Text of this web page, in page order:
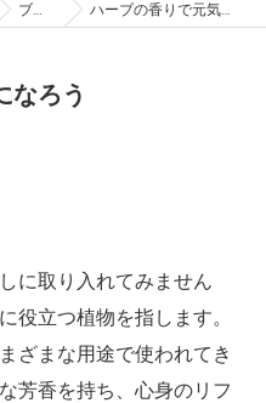
ブログ ハーブの香りで元気になろう
なろう
に取り入れてみません
役立つ植物を指します。
ざまな用途で使われてき
芳香を持ち、心身のリフ